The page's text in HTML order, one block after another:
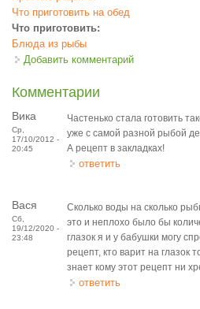
Что приготовить на обед
Что приготовить:
Блюда из рыбы
Добавить комментарий
Комментарии
Вика
Ср,
17/10/2012 -
20:45
Частенько стала готовить
уже с самой разной рыбой
А рецепт в закладках!
ответить
Вася
Сб,
19/12/2020 -
23:48
Сколько воды на сколько
это и неплохо было бы
глазок я и у бабушки могу
рецепт, кто варит на глазок
знает кому этот рецепт ни
ответить